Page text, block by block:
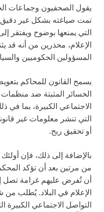
يقول الصحفيون وجماعات
تمت صياغته بشكل غير
التي يمنعها بوضوح ويفتقر
الإعلام، محذرين من أنه قد
المسؤولين الحكوميين
يسمح القانون للمحاكم
الخسائر المثبتة ضد منظمات
الاجتماعي الكبيرة، بما
التي تنشر معلومات غير
أو تحقيق ربح.
بالإضافة إلى ذلك، فإن
من مرتين بعد أن تؤكد
الإعلام في البلاد. يُطلب
التواصل الاجتماعي